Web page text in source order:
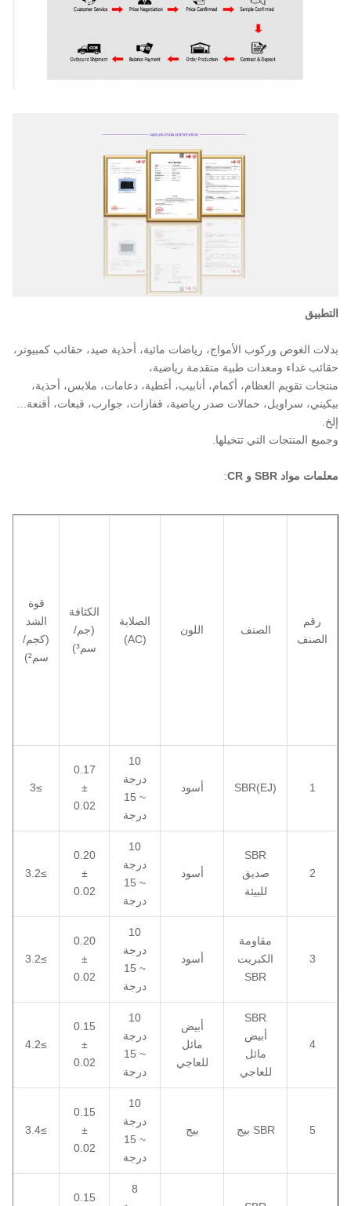
التطبيق
بدلات الغوص وركوب الأمواج، رياضات مائية، أحذية صيد، حقائب كمبيوتر،
حقائب غداء ومعدات طبية متقدمة رياضية،
منتجات تقويم العظام، أكمام، أنابيب، أغطية، دعامات، ملابس، أحذية،
بيكيني، سراويل، حمالات صدر رياضية، قفازات، جوارب، قبعات، أقنعة...
إلخ.
وجميع المنتجات التي تتخيلها.
معلمات مواد SBR و CR :
رقم
الصنف
الصنف اللون
الصلابة
(AC)
الكثافة
(جم/
سم³)
قوة
الشد
(كجم/
سم²)
1
SBR(EJ) أسود
10
درجة
~ 15
درجة
0.17
±
0.02
≥3
2
SBR
صديق
للبيئة
أسود
10
درجة
~ 15
درجة
0.20
±
0.02
≥3.2
3
مقاومة
الكبريت
SBR
أسود
10
درجة
~ 15
درجة
0.20
±
0.02
≥3.2
4
SBR
أبيض
مائل
للعاجي
أبيض
مائل
للعاجي
10
درجة
~ 15
درجة
0.15
±
0.02
≥4.2
5 SBR بيج بيج
10
درجة
~ 15
درجة
0.15
±
0.02
≥3.4
8
0.15